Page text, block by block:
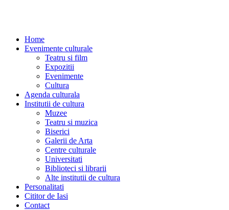
Home
Evenimente culturale
Teatru si film
Expozitii
Evenimente
Cultura
Agenda culturala
Institutii de cultura
Muzee
Teatru si muzica
Biserici
Galerii de Arta
Centre culturale
Universitati
Biblioteci si librarii
Alte institutii de cultura
Personalitati
Cititor de Iasi
Contact